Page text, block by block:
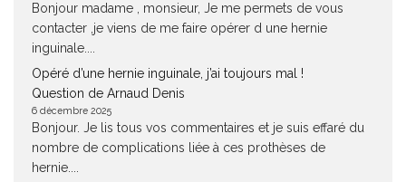
Bonjour madame , monsieur, Je me permets de vous
contacter ,je viens de me faire opérer d une hernie
inguinale....
Opéré d’une hernie inguinale, j’ai toujours mal !
Question de Arnaud Denis
6 décembre 2025
Bonjour. Je lis tous vos commentaires et je suis effaré du
nombre de complications liée à ces prothèses de
hernie....